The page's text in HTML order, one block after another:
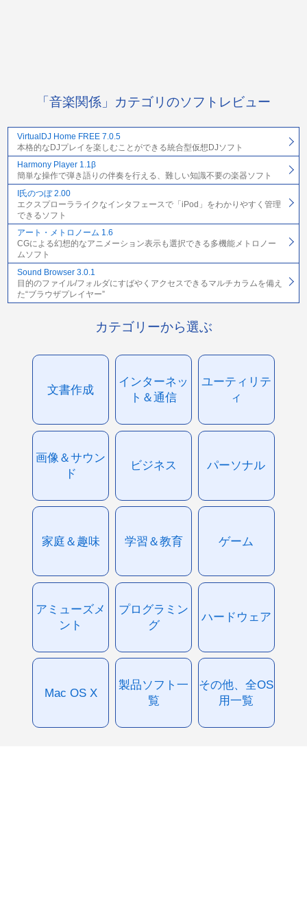
「音楽関係」カテゴリのソフトレビュー
VirtualDJ Home FREE 7.0.5
本格的なDJプレイを楽しむことができる統合型仮想DJソフト
Harmony Player 1.1β
簡単な操作で弾き語りの伴奏を行える、難しい知識不要の楽器ソフト
I氏のつぼ 2.00
エクスプローラライクなインタフェースで「iPod」をわかりやすく管理
できるソフト
アート・メトロノーム 1.6
CGによる幻想的なアニメーション表示も選択できる多機能メトロノー
ムソフト
Sound Browser 3.0.1
目的のファイル/フォルダにすばやくアクセスできるマルチカラムを備え
た“ブラウザプレイヤー”
カテゴリーから選ぶ
文書作成
インターネッ
ト＆通信
ユーティリテ
ィ
画像＆サウン
ド
ビジネス パーソナル
家庭＆趣味 学習＆教育 ゲーム
アミューズメ
ント
プログラミン
グ
ハードウェア
Mac OS X
製品ソフト一
覧
その他、全OS
用一覧